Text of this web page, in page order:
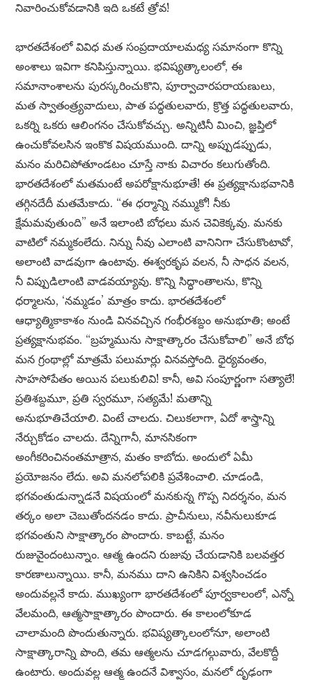
నివారించుకోవడానికి ఇది ఒకటే త్రోవ!
భారతదేశంలో వివిధ మత సంప్రదాయాలమధ్య సమానంగా కొన్ని
అంశాలు ఇవిగా కనిపిస్తున్నాయి. భవిష్యత్కాలంలో, ఈ
సమానాంశాలను పురస్కరించుకొని, పూర్వాచారపరాయణులు,
మత స్వాతంత్ర్యవాదులు, పాత పద్ధతులవారు, క్రొత్త పద్ధతులవారు,
ఒకర్ని ఒకరు ఆలింగనం చేసుకోవచ్చు. అన్నిటినీ మించి, జ్ఞప్తిలో
ఉంచుకోవలసిన ఇంకొక విషయముంది. దాన్ని అప్పుడప్పుడు,
మనం మరిచిపోతూండటం చూస్తే నాకు విచారం కలుగుతోంది.
భారతదేశంలో మతమంటే అపరోక్షానుభూతే! ఈ ప్రత్యక్షానుభవానికి
తగ్గినదేదీ మతమేకాదు. “ఈ ధర్మాన్ని నమ్ముకో! నీకు
క్షేమమవుతుంది” అనే ఇలాంటి బోధలు మన చెవికెక్కవు. మనకు
వాటిలో నమ్మకంలేదు. నిన్ను నీవు ఎలాంటి వానినిగా చేసుకొంటావో,
అలాంటి వాడవుగా ఉంటావు. ఈశ్వరకృప వలన, నీ సాధన వలన,
నీ విప్పుడిలాంటి వాడవయ్యావు. కొన్ని సిద్ధాంతాలను, కొన్ని
ధర్మాలను, ‘నమ్మడం’ మాత్రం కాదు. భారతదేశంలో
ఆధ్యాత్మికాకాశం నుండి వినవచ్చిన గంభీరశబ్దం అనుభూతి; అంటే
ప్రత్యక్షానుభవం. “బ్రహ్మమును సాక్షాత్కారం చేసుకోవాలి” అనే బోధ
మన గ్రంథాల్లో మాత్రమే పలుమార్లు వినవస్తోంది. ధైర్యవంతం,
సాహసోపేతం అయిన పలుకులివి! కానీ, అవి సంపూర్ణంగా సత్యాలే!
ప్రతిశబ్దమూ, ప్రతి స్వరమూ, సత్యమే! మతాన్ని
అనుభూతిచేయాలి. వింటే చాలదు. చిలుకలాగా, ఏదో శాస్త్రాన్ని
నేర్చుకోడం చాలదు. దేన్నిగానీ, మానసికంగా
అంగీకరించినంతమాత్రాన, మతం కాబోదు. అందులో ఏమీ
ప్రయోజనం లేదు. అవి మనలోపలికి ప్రవేశించాలి. చూడండి,
భగవంతుడున్నాడనే విషయంలో మనకున్న గొప్ప నిదర్శనం, మన
తర్కం అలా చెబుతోందనడం కాదు. ప్రాచీనులు, నవీనులుకూడ
భగవంతుని సాక్షాత్కారం పొందారు. కాబట్టే, మనం
రుజువైందంటున్నాం. ఆత్మ ఉందని రుజువు చేయడానికి బలవత్తర
కారణాలున్నాయి. కానీ, మనము దాని ఉనికిని విశ్వసించడం
అందువల్లనే కాదు. ముఖ్యంగా భారతదేశంలో పూర్వకాలంలో, ఎన్నో
వేలమంది, ఆత్మసాక్షాత్కారం పొందారు. ఈ కాలంలోకూడ
చాలామంది పొందుతున్నారు. భవిష్యత్కాలంలోనూ, అలాంటి
సాక్షాత్కారాన్ని పొంది, తమ ఆత్మలను చూడగల్గువారు, వేలకొద్దీ
ఉంటారు. అందువల్ల ఆత్మ ఉందనే విశ్వాసం, మనలో దృఢంగా